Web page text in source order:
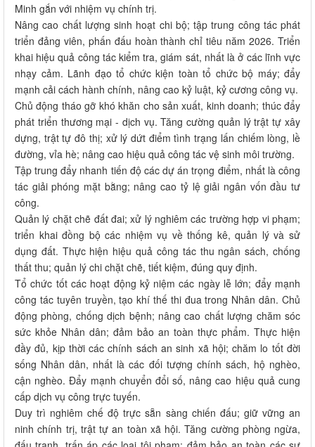
Minh gắn với nhiệm vụ chính trị.
Nâng cao chất lượng sinh hoạt chi bộ; tập trung công tác phát
triển đảng viên, phấn đấu hoàn thành chỉ tiêu năm 2026. Triển
khai hiệu quả công tác kiểm tra, giám sát, nhất là ở các lĩnh vực
nhạy cảm. Lãnh đạo tổ chức kiện toàn tổ chức bộ máy; đẩy
mạnh cải cách hành chính, nâng cao kỷ luật, kỷ cương công vụ.
Chủ động tháo gỡ khó khăn cho sản xuất, kinh doanh; thúc đẩy
phát triển thương mại - dịch vụ. Tăng cường quản lý trật tự xây
dựng, trật tự đô thị; xử lý dứt điểm tình trạng lấn chiếm lòng, lề
đường, vỉa hè; nâng cao hiệu quả công tác vệ sinh môi trường.
Tập trung đẩy nhanh tiến độ các dự án trọng điểm, nhất là công
tác giải phóng mặt bằng; nâng cao tỷ lệ giải ngân vốn đầu tư
công.
Quản lý chặt chẽ đất đai; xử lý nghiêm các trường hợp vi phạm;
triển khai đồng bộ các nhiệm vụ về thống kê, quản lý và sử
dụng đất. Thực hiện hiệu quả công tác thu ngân sách, chống
thất thu; quản lý chi chặt chẽ, tiết kiệm, đúng quy định.
Tổ chức tốt các hoạt động kỷ niệm các ngày lễ lớn; đẩy mạnh
công tác tuyên truyền, tạo khí thế thi đua trong Nhân dân. Chủ
động phòng, chống dịch bệnh; nâng cao chất lượng chăm sóc
sức khỏe Nhân dân; đảm bảo an toàn thực phẩm. Thực hiện
đầy đủ, kịp thời các chính sách an sinh xã hội; chăm lo tốt đời
sống Nhân dân, nhất là các đối tượng chính sách, hộ nghèo,
cận nghèo. Đẩy mạnh chuyển đổi số, nâng cao hiệu quả cung
cấp dịch vụ công trực tuyến.
Duy trì nghiêm chế độ trực sẵn sàng chiến đấu; giữ vững an
ninh chính trị, trật tự an toàn xã hội. Tăng cường phòng ngừa,